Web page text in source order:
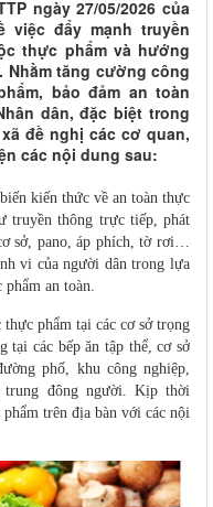
ngày 27/05/2026 của
đẩy mạnh truyền
thực phẩm và hướng
tăng cường công
bảo đảm an toàn
dân, đặc biệt trong
đề nghị các cơ quan,
các nội dung sau:
kiến thức về an toàn thực
truyền thông trực tiếp, phát
sở, pano, áp phích, tờ rơi…
vi của người dân trong lựa
an toàn.
phẩm tại các cơ sở trọng
tại các bếp ăn tập thể, cơ sở
phố, khu công nghiệp,
đông người. Kịp thời
trên địa bàn với các nội